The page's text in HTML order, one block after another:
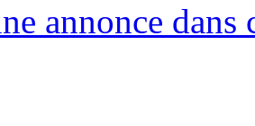
annonce dans